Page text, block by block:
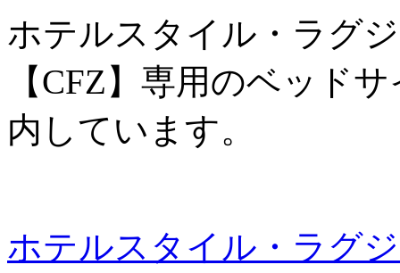
ホテルスタイル・ラグ
【CFZ】専用のベッド
内しています。
ホテルスタイル・ラグ